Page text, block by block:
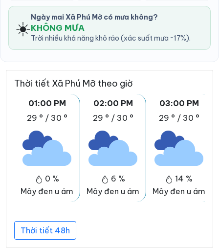
☀️ Ngày mai Xã Phú Mỡ có mưa không?
KHÔNG MƯA
Trời nhiều khả năng khô ráo (xác suất mưa ~17%).
Thời tiết Xã Phú Mỡ theo giờ
01:00 PM
29 ° / 30 °
0 %
Mây đen u ám
02:00 PM
29 ° / 30 °
6 %
Mây đen u ám
03:00 PM
29 ° / 30 °
14 %
Mây đen u ám
Thời tiết 48h